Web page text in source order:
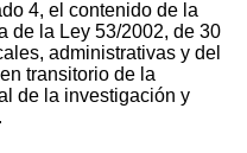
4, el contenido de la
de la Ley 53/2002, de 30
administrativas y del
transitorio de la
de la investigación y